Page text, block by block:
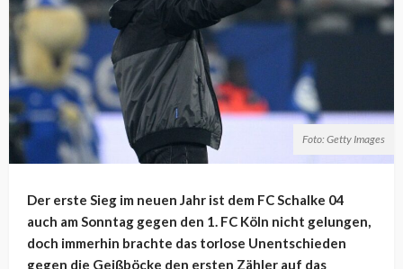
Foto: Getty Images
Der erste Sieg im neuen Jahr ist dem FC Schalke 04
auch am Sonntag gegen den 1. FC Köln nicht gelungen,
doch immerhin brachte das torlose Unentschieden
gegen die Geißböcke den ersten Zähler auf das